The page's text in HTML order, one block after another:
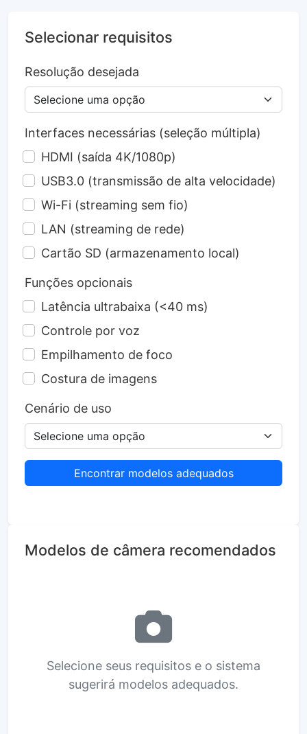
Selecionar requisitos
Resolução desejada
Interfaces necessárias (seleção múltipla)
HDMI (saída 4K/1080p)
USB3.0 (transmissão de alta velocidade)
Wi-Fi (streaming sem fio)
LAN (streaming de rede)
Cartão SD (armazenamento local)
Funções opcionais
Latência ultrabaixa (<40 ms)
Controle por voz
Empilhamento de foco
Costura de imagens
Cenário de uso
Encontrar modelos adequados
Modelos de câmera recomendados
Selecione seus requisitos e o sistema
sugerirá modelos adequados.